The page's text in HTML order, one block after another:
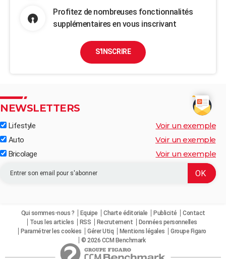
Profitez de nombreuses fonctionnalités
supplémentaires en vous inscrivant
S'INSCRIRE
NEWSLETTERS
Lifestyle Voir un exemple
Auto Voir un exemple
Bricolage Voir un exemple
Qui sommes-nous ? Equipe Charte éditoriale Publicité
Contact
Tous les articles
RSS Recrutement
Données personnelles
Paramétrer les cookies
Gérer Utiq Mentions légales
Groupe Figaro
© 2026 CCM Benchmark